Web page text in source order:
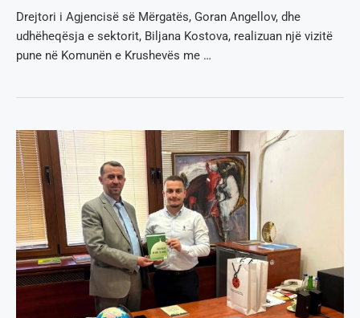
Drejtori i Agjencisë së Mërgatës, Goran Angellov, dhe
udhëheqësja e sektorit, Biljana Kostova, realizuan një vizitë
pune në Komunën e Krushevës me …